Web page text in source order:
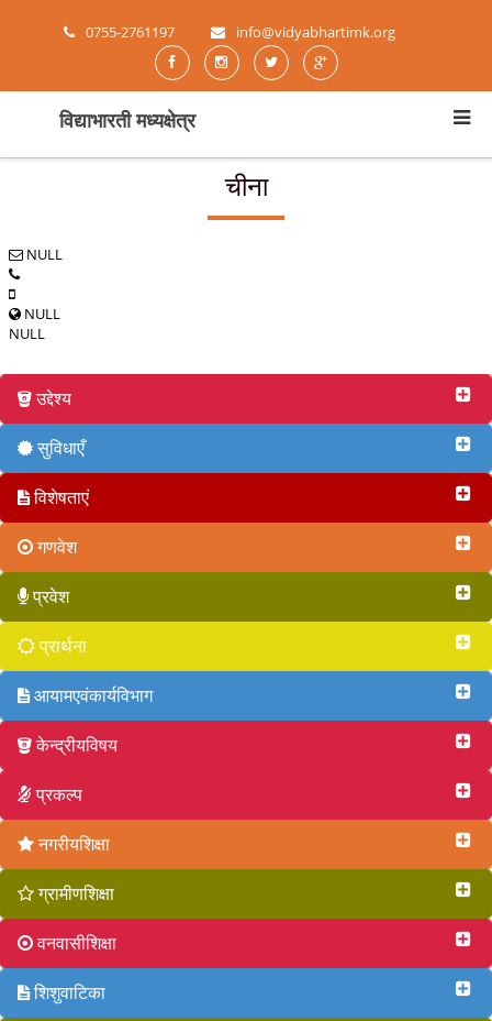
0755-2761197 info@vidyabhartimk.org
विद्याभारती मध्यक्षेत्र
चीना
NULL
NULL
NULL
उद्देश्य
सुविधाएँ
विशेषताएं
गणवेश
प्रवेश
प्रार्थना
आयामएवंकार्यविभाग
केन्द्रीयविषय
प्रकल्प
नगरीयशिक्षा
ग्रामीणशिक्षा
वनवासीशिक्षा
शिशुवाटिका